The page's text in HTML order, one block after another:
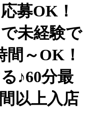
募OK！
未経験で
間～OK！
♪60分最
以上入店